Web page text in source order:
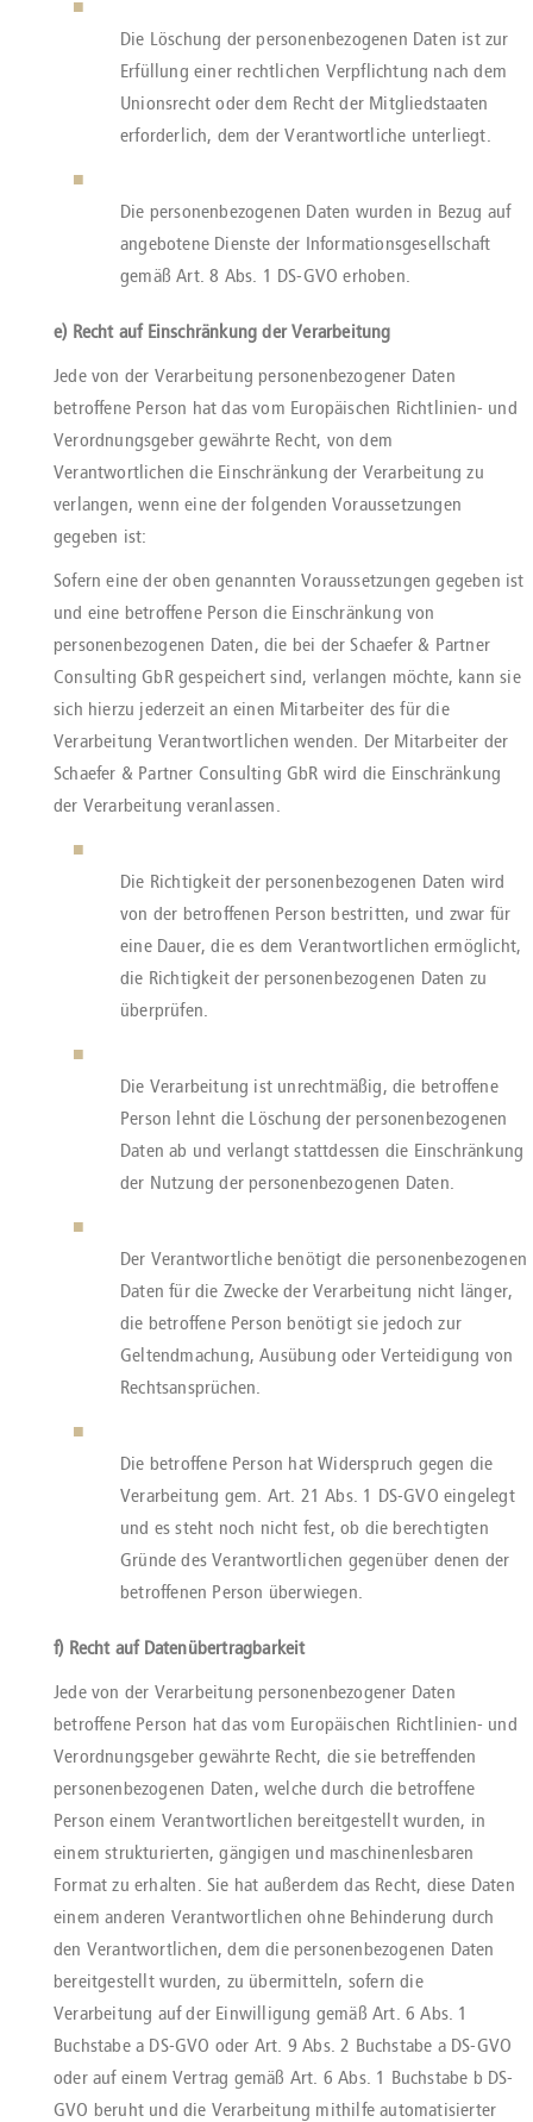
Die Löschung der personenbezogenen Daten ist zur
Erfüllung einer rechtlichen Verpflichtung nach dem
Unionsrecht oder dem Recht der Mitgliedstaaten
erforderlich, dem der Verantwortliche unterliegt.
Die personenbezogenen Daten wurden in Bezug auf
angebotene Dienste der Informationsgesellschaft
gemäß Art. 8 Abs. 1 DS-GVO erhoben.
e) Recht auf Einschränkung der Verarbeitung
Jede von der Verarbeitung personenbezogener Daten
betroffene Person hat das vom Europäischen Richtlinien- und
Verordnungsgeber gewährte Recht, von dem
Verantwortlichen die Einschränkung der Verarbeitung zu
verlangen, wenn eine der folgenden Voraussetzungen
gegeben ist:
Sofern eine der oben genannten Voraussetzungen gegeben ist
und eine betroffene Person die Einschränkung von
personenbezogenen Daten, die bei der Schaefer & Partner
Consulting GbR gespeichert sind, verlangen möchte, kann sie
sich hierzu jederzeit an einen Mitarbeiter des für die
Verarbeitung Verantwortlichen wenden. Der Mitarbeiter der
Schaefer & Partner Consulting GbR wird die Einschränkung
der Verarbeitung veranlassen.
Die Richtigkeit der personenbezogenen Daten wird
von der betroffenen Person bestritten, und zwar für
eine Dauer, die es dem Verantwortlichen ermöglicht,
die Richtigkeit der personenbezogenen Daten zu
überprüfen.
Die Verarbeitung ist unrechtmäßig, die betroffene
Person lehnt die Löschung der personenbezogenen
Daten ab und verlangt stattdessen die Einschränkung
der Nutzung der personenbezogenen Daten.
Der Verantwortliche benötigt die personenbezogenen
Daten für die Zwecke der Verarbeitung nicht länger,
die betroffene Person benötigt sie jedoch zur
Geltendmachung, Ausübung oder Verteidigung von
Rechtsansprüchen.
Die betroffene Person hat Widerspruch gegen die
Verarbeitung gem. Art. 21 Abs. 1 DS-GVO eingelegt
und es steht noch nicht fest, ob die berechtigten
Gründe des Verantwortlichen gegenüber denen der
betroffenen Person überwiegen.
f) Recht auf Datenübertragbarkeit
Jede von der Verarbeitung personenbezogener Daten
betroffene Person hat das vom Europäischen Richtlinien- und
Verordnungsgeber gewährte Recht, die sie betreffenden
personenbezogenen Daten, welche durch die betroffene
Person einem Verantwortlichen bereitgestellt wurden, in
einem strukturierten, gängigen und maschinenlesbaren
Format zu erhalten. Sie hat außerdem das Recht, diese Daten
einem anderen Verantwortlichen ohne Behinderung durch
den Verantwortlichen, dem die personenbezogenen Daten
bereitgestellt wurden, zu übermitteln, sofern die
Verarbeitung auf der Einwilligung gemäß Art. 6 Abs. 1
Buchstabe a DS-GVO oder Art. 9 Abs. 2 Buchstabe a DS-GVO
oder auf einem Vertrag gemäß Art. 6 Abs. 1 Buchstabe b DS-
GVO beruht und die Verarbeitung mithilfe automatisierter